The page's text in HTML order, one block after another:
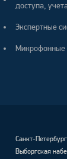
доступа,
Экспертные
Микрофонные
Санкт-Петербург
Выборгская